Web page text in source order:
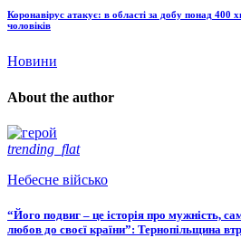
Коронавірус атакує: в області за добу понад 400
чоловіків
Новини
About the author
trending_flat
Небесне військо
“Його подвиг – це історія про мужність,
любов до своєї країни”: Тернопільщина